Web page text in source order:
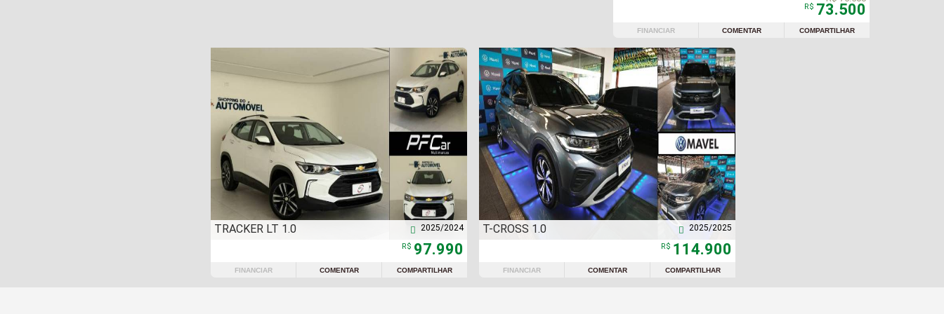
R$ 73.500
FINANCIAR COMENTAR COMPARTILHAR
TRACKER LT 1.0 2025/2024

R$ 97.990
FINANCIAR COMENTAR COMPARTILHAR
T-CROSS 1.0 2025/2025

R$ 114.900
FINANCIAR COMENTAR COMPARTILHAR